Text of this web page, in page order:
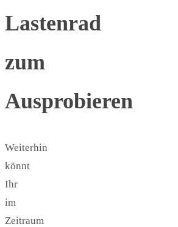
Lastenrad
zum
Ausprobieren
Weiterhin
könnt
Ihr
im
Zeitraum